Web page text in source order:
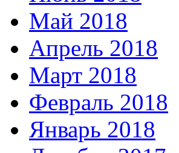
Май 2018
Апрель 2018
Март 2018
Февраль 2018
Январь 2018